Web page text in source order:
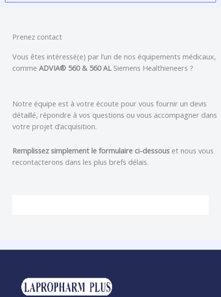
Prenez contact
Vous êtes intéressé(e) par l’un de nos équipements médicaux,
comme ADVIA® 560 & 560 AL Siemens Healthieneers ?
Notre équipe est à votre écoute pour vous fournir un devis
détaillé, répondre à vos questions ou vous accompagner dans
votre projet d’acquisition.
Remplissez simplement le formulaire ci-dessous et nous vous
recontacterons dans les plus brefs délais.